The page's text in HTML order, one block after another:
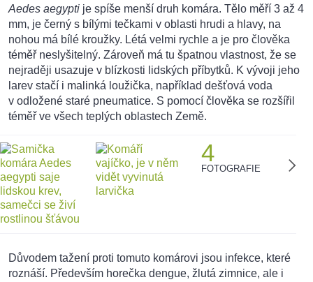
Aedes aegypti je spíše menší druh komára. Tělo měří 3 až 4
mm, je černý s bílými tečkami v oblasti hrudi a hlavy, na
nohou má bílé kroužky. Létá velmi rychle a je pro člověka
téměř neslyšitelný. Zároveň má tu špatnou vlastnost, že se
nejraději usazuje v blízkosti lidských příbytků. K vývoji jeho
larev stačí i malinká loužička, například dešťová voda
v odložené staré pneumatice. S pomocí člověka se rozšířil
téměř ve všech teplých oblastech Země.
4
FOTOGRAFIE
Důvodem tažení proti tomuto komárovi jsou infekce, které
roznáší. Především horečka dengue, žlutá zimnice, ale i